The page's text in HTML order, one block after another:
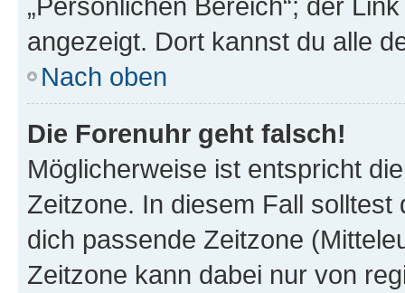
angezeigt. Dort kannst du alle
Nach oben
Die Forenuhr geht falsch!
Möglicherweise ist entspricht
Zeitzone. In diesem Fall solltest
dich passende Zeitzone
Zeitzone kann dabei nur von